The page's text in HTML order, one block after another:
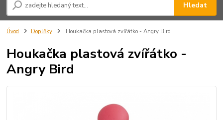
Hledat
Úvod Doplňky Houkačka plastová zvířátko - Angry Bird
Houkačka plastová zvířátko -
Angry Bird